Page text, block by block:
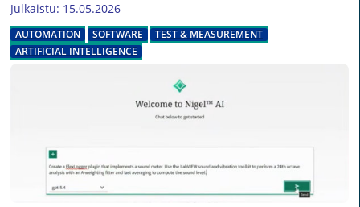
Julkaistu: 15.05.2026
AUTOMATION SOFTWARE
TEST & MEASUREMENT
ARTIFICIAL INTELLIGENCE